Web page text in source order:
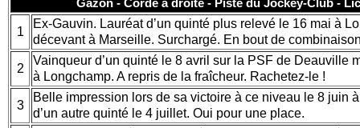
1
Ex-Gauvin. Lauréat d’un quinté plus relevé le 16 mai à
décevant à Marseille. Surchargé. En bout de
2
Vainqueur d’un quinté le 8 avril sur la PSF de Deauville
à Longchamp. A repris de la fraîcheur. Rachetez-le !
3
Belle impression lors de sa victoire à ce niveau le 8 juin
d’un autre quinté le 4 juillet. Oui pour une place.